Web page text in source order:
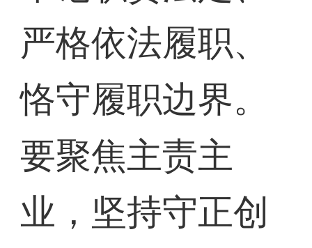
严格依法履职、
恪守履职边界。
要聚焦主责主
业，坚持守正创